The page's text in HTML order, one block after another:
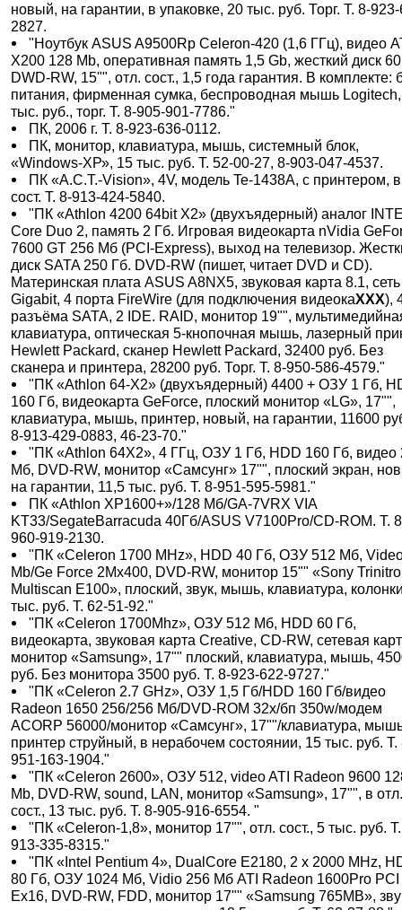
новый, на гарантии, в упаковке, 20 тыс. руб. Торг. Т. 8-
2827.
"Ноутбук ASUS A9500Rp Celeron-420 (1,6 ГГц), видео
X200 128 Mb, оперативная память 1,5 Gb, жесткий диск
DWD-RW, 15"", отл. сост., 1,5 года гарантия. В комплекте:
питания, фирменная сумка, беспроводная мышь
тыс. руб., торг. Т. 8-905-901-7786."
ПК, 2006 г. Т. 8-923-636-0112.
ПК, монитор, клавиатура, мышь, системный блок,
«Windows-ХР», 15 тыс. руб. Т. 52-00-27, 8-903-047-4537.
ПК «A.C.T.-Vision», 4V, модель Te-1438A, с принтером,
сост. Т. 8-913-424-5840.
"ПК «Athlon 4200 64bit X2» (двухъядерный) аналог
Core Duo 2, память 2 Гб. Игровая видеокарта nVidia
7600 GT 256 Мб (PCI-Express), выход на телевизор.
диск SATA 250 Гб. DVD-RW (пишет, читает DVD и CD).
Материнская плата ASUS A8NX5, звуковая карта 8.1,
Gigabit, 4 порта FireWire (для подключения видеокаXXX),
разъёма SATA, 2 IDE. RAID, монитор 19"",
клавиатура, оптическая 5-кнопочная мышь, лазерный
Hewlett Packard, сканер Hewlett Packard, 32400 руб. Без
сканера и принтера, 28200 руб. Торг. Т. 8-950-586-4579."
"ПК «Athlon 64-Х2» (двухъядерный) 4400 + ОЗУ 1 Гб,
160 Гб, видеокарта GeForce, плоский монитор «LG», 17"",
клавиатура, мышь, принтер, новый, на гарантии, 11600
8-913-429-0883, 46-23-70."
"ПК «Athlon 64Х2», 4 ГГц, ОЗУ 1 Гб, HDD 160 Гб, видео
Мб, DVD-RW, монитор «Самсунг» 17"", плоский экран,
на гарантии, 11,5 тыс. руб. Т. 8-951-595-5981."
ПК «Athlon XP1600+»/128 Мб/GA-7VRX VIA
KT33/SegateBarracuda 40Гб/ASUS V7100Pro/CD-ROM. Т.
960-919-2130.
"ПК «Celeron 1700 MHz», HDD 40 Гб, ОЗУ 512 Мб,
Mb/Ge Force 2Mx400, DVD-RW, монитор 15"" «Sony
Multiscan E100», плоский, звук, мышь, клавиатура,
тыс. руб. Т. 62-51-92."
"ПК «Celeron 1700Mhz», ОЗУ 512 Мб, HDD 60 Гб,
видеокарта, звуковая карта Creative, CD-RW, сетевая
монитор «Samsung», 17"" плоский, клавиатура, мышь,
руб. Без монитора 3500 руб. Т. 8-923-622-9727."
"ПК «Celeron 2.7 GHz», ОЗУ 1,5 Гб/HDD 160 Гб/видео
Radeon 1650 256/256 Мб/DVD-ROM 32x/бп 350w/модем
ACORP 56000/монитор «Самсунг», 17""/клавиатура,
принтер струйный, в нерабочем состоянии, 15 тыс. руб. Т.
951-163-1904."
"ПК «Celeron 2600», ОЗУ 512, video ATI Radeon 9600
Mb, DVD-RW, sound, LAN, монитор «Samsung», 17"", в
сост., 13 тыс. руб. Т. 8-905-916-6554. "
"ПК «Celeron-1,8», монитор 17"", отл. сост., 5 тыс. руб.
913-335-8315."
"ПК «Intel Pentium 4», DualCore E2180, 2 х 2000 MHz,
80 Гб, ОЗУ 1024 Мб, Vidio 256 Мб ATI Radeon 1600Pro PCI
Eх16, DVD-RW, FDD, монитор 17"" «Samsung 765MB»,